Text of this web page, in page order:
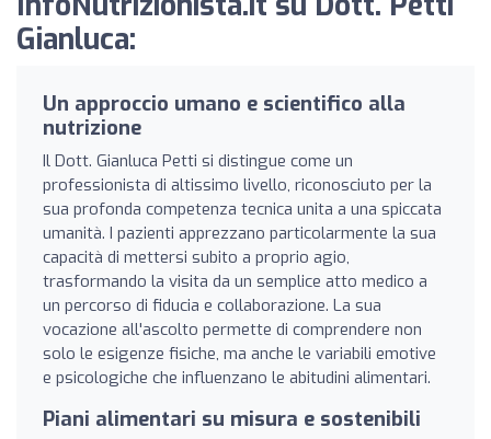
Gianluca:
Un approccio umano e scientifico alla
nutrizione
Il Dott. Gianluca Petti si distingue come un
professionista di altissimo livello, riconosciuto per la
sua profonda competenza tecnica unita a una spiccata
umanità. I pazienti apprezzano particolarmente la sua
capacità di mettersi subito a proprio agio,
trasformando la visita da un semplice atto medico a
un percorso di fiducia e collaborazione. La sua
vocazione all'ascolto permette di comprendere non
solo le esigenze fisiche, ma anche le variabili emotive
e psicologiche che influenzano le abitudini alimentari.
Piani alimentari su misura e sostenibili